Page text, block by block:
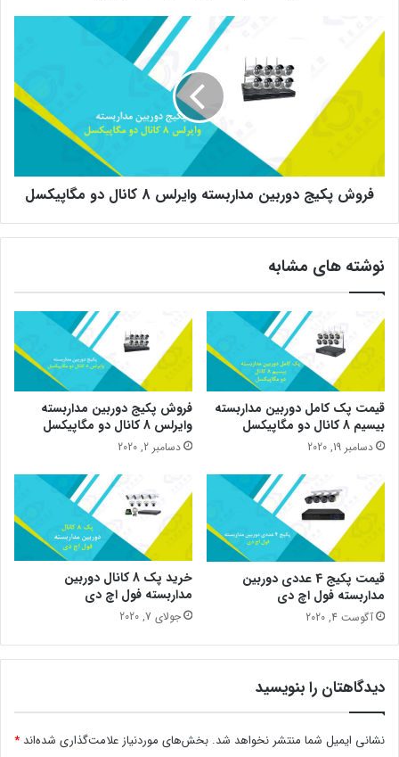
پکیج
دوربین
مداربسته
مگاپیکسل
فروش پکیج دوربین مداربسته وایرلس 8 کانال دو مگاپیکسل
نوشته های مشابه
قیمت پک کامل دوربین مداربسته
بیسیم 8 کانال دو مگاپیکسل
دسامبر 19, 2020
فروش پکیج دوربین مداربسته
وایرلس 8 کانال دو مگاپیکسل
دسامبر 2, 2020
قیمت پکیج 4 عددی دوربین
مداربسته فول اچ دی
آگوست 4, 2020
خرید پک 8 کانال دوربین
مداربسته فول اچ دی
جولای 7, 2020
دیدگاهتان را بنویسید
نشانی ایمیل شما منتشر نخواهد شد. بخش‌های موردنیاز علامت‌گذاری شده‌اند *